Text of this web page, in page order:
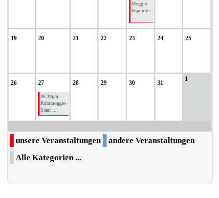
Moggie-
Stammtis
19 20 21 22 23 24 25
26 27
06:30pm
Ruhrmoggie-
Stam ...
28 29 30 31
1
unsere Veranstaltungen
andere Veranstaltungen
Alle Kategorien ...